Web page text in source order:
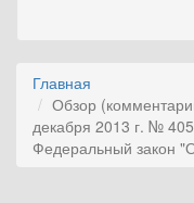
Главная
Обзор
декабря 2013 г. №
Федеральный закон